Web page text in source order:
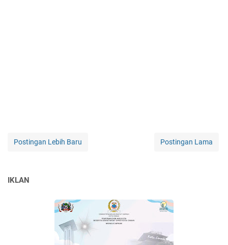
Postingan Lebih Baru Postingan Lama
IKLAN